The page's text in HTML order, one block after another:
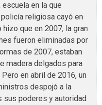
escuela en la que
religiosa cayó en
que en 2007, la gran
fueron eliminadas por
de 2007, estaban
madera delgados para
en abril de 2016, un
despojó a la
poderes y autoridad